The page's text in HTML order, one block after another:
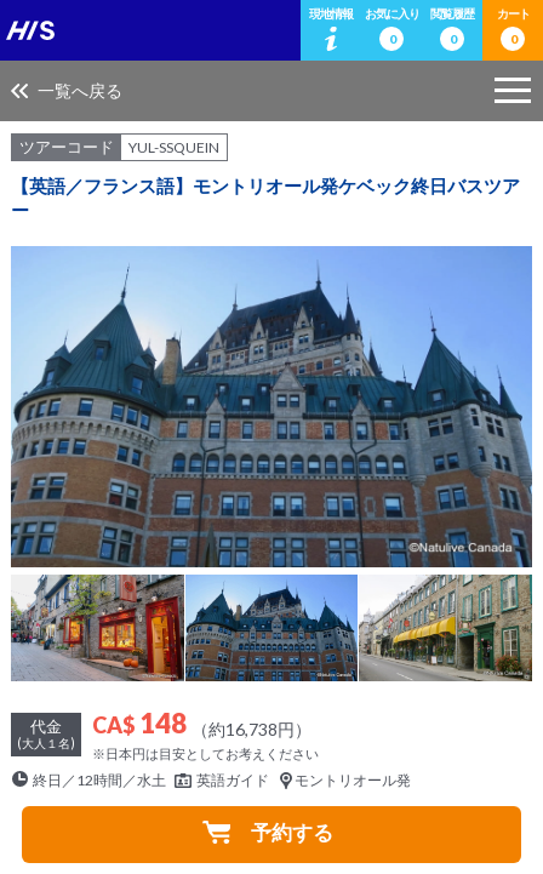
現地情報
お気に入り
0
閲覧履歴
0
カート
0
一覧へ戻る
ツアーコード YUL-SSQUEIN
【英語／フランス語】モントリオール発ケベック終日バスツア
ー
代金
(大人１名)
CA$ 148 （約16,738円）
※日本円は目安としてお考えください
終日／12時間／水土 英語ガイド モントリオール発
予約する